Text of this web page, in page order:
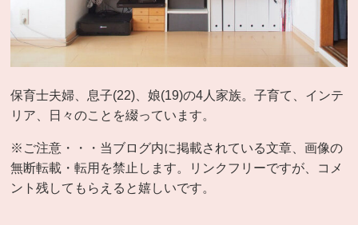
保育士夫婦、息子(22)、娘(19)の4人家族。子育て、インテ
リア、日々のことを綴っています。
※ご注意・・・当ブログ内に掲載されている文章、画像の
無断転載・転用を禁止します。リンクフリーですが、コメ
ント残してもらえると嬉しいです。